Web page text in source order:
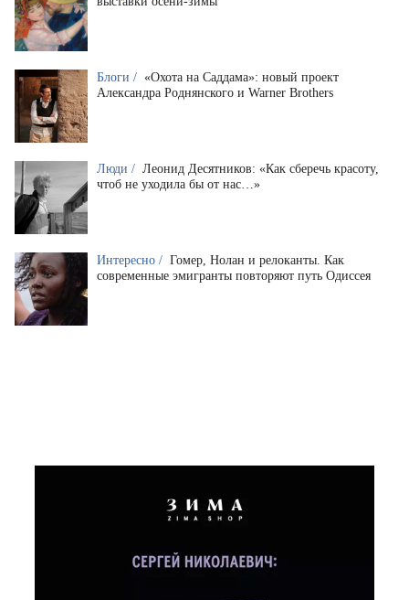
Блоги / «Охота на Саддама»: новый проект
Александра Роднянского и Warner Brothers
Люди / Леонид Десятников: «Как сберечь красоту,
чтоб не уходила бы от нас…»
Интересно / Гомер, Нолан и релоканты. Как
современные эмигранты повторяют путь Одиссея